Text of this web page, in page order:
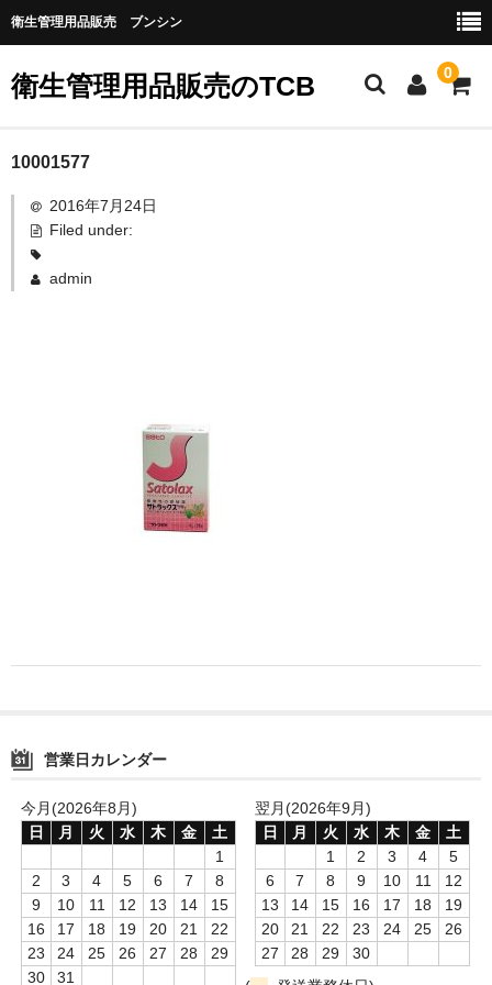
衛生管理用品販売 ブンシン
衛生管理用品販売のTCB 0
お勧め商品
医薬品
作業場所の衛生管理
作業時につかうもの
スタジオ用品
お問い合わせ
特商法にもとづく表記
カート
10001577
2016年7月24日
Filed under:
admin
営業日カレンダー
今月(2026年8月)
日
月 火 水 木 金
土
1
2
3 4 5 6 7
8
9
10 11 12 13 14
15
16
17 18 19 20 21
22
23
24 25 26 27 28
29
30
31
翌月(2026年9月)
日
月 火 水 木 金
土
1
2 3 4
5
6
7 8 9 10 11
12
13
14 15 16 17 18
19
20
21 22 23 24 25
26
27
28 29
30